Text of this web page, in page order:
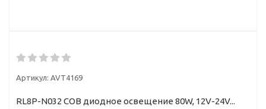
Артикул: AVT4169
RL8P-N032 COB диодное освещение 80W, 12V-24V...